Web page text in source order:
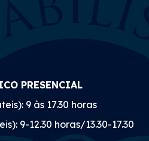
PRESENCIAL
9 às 17.30 horas
9-12.30 horas/13.30-17.30